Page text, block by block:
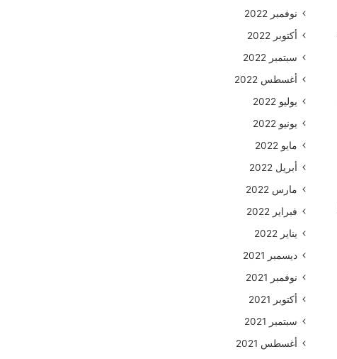
نوفمبر 2022
أكتوبر 2022
سبتمبر 2022
أغسطس 2022
يوليو 2022
يونيو 2022
مايو 2022
أبريل 2022
مارس 2022
فبراير 2022
يناير 2022
ديسمبر 2021
نوفمبر 2021
أكتوبر 2021
سبتمبر 2021
أغسطس 2021